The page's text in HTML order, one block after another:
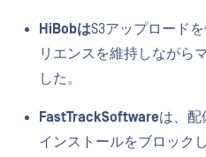
HiBobはS3アップロード
リエンスを維持しながら
した。
FastTrackSoftwareは、配
インストールをブロック